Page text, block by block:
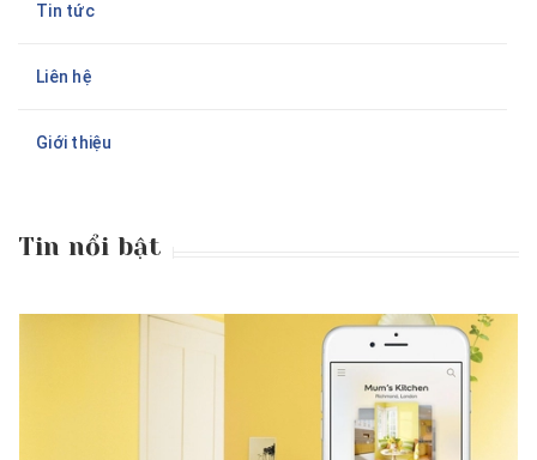
Tin tức
Liên hệ
Giới thiệu
Tin nổi bật